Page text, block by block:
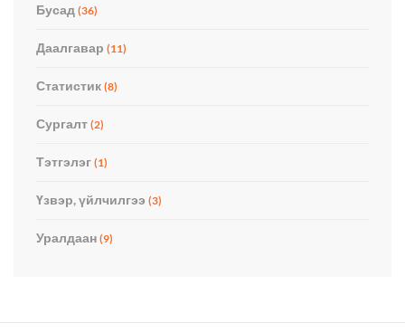
Бусад (36)
Даалгавар (11)
Статистик (8)
Сургалт (2)
Тэтгэлэг (1)
Үзвэр, үйлчилгээ (3)
Уралдаан (9)